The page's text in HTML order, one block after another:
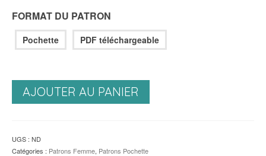
FORMAT DU PATRON
Pochette PDF téléchargeable
AJOUTER AU PANIER
UGS : ND
Catégories : Patrons Femme, Patrons Pochette